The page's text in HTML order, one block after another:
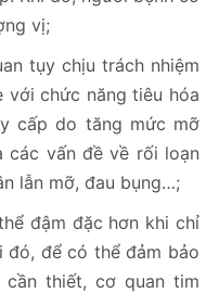
vị;
tụy chịu trách nhiệm
với chức năng tiêu hóa
cấp do tăng mức mỡ
các vấn đề về rối loạn
lẫn mỡ, đau bụng…;
đậm đặc hơn khi chỉ
đó, để có thể đảm bảo
thiết, cơ quan tim